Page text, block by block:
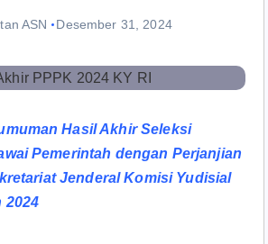
ASN Desember 31, 2024
Hasil Akhir Seleksi
Pemerintah dengan Perjanjian
Jenderal Komisi Yudisial
2024